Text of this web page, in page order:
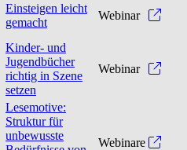
Einsteigen leicht
gemacht
Webinar
Kinder- und
Jugendbücher
richtig in Szene
setzen
Webinar
Lesemotive:
Struktur für
unbewusste
Webinare